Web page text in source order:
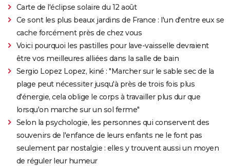
Carte de l'éclipse solaire du 12 août
Ce sont les plus beaux jardins de France : l'un d'entre eux se
cache forcément près de chez vous
Voici pourquoi les pastilles pour lave-vaisselle devraient
être vos meilleures alliées dans la salle de bain
Sergio Lopez Lopez, kiné : "Marcher sur le sable sec de la
plage peut nécessiter jusqu'à près de trois fois plus
d'énergie, cela oblige le corps à travailler plus dur que
lorsqu'on marche sur un sol ferme"
Selon la psychologie, les personnes qui conservent des
souvenirs de l'enfance de leurs enfants ne le font pas
seulement par nostalgie : elles y trouvent aussi un moyen
de réguler leur humeur